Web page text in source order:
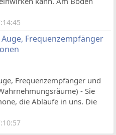
Frequenzempfänger
Frequenzempfänger und
- Sie
die Abläufe in uns. Die